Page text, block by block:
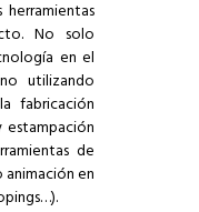
No solo
en el
utilizando
fabricación
de
en